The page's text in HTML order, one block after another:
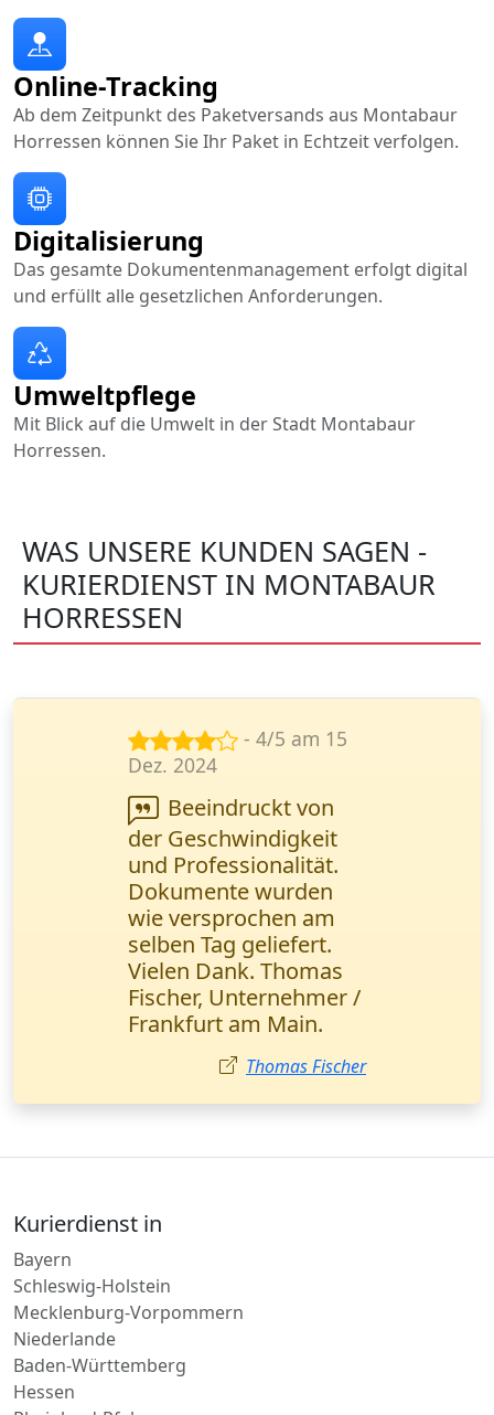
Online-Tracking
Ab dem Zeitpunkt des Paketversands aus Montabaur
Horressen können Sie Ihr Paket in Echtzeit verfolgen.
Digitalisierung
Das gesamte Dokumentenmanagement erfolgt digital
und erfüllt alle gesetzlichen Anforderungen.
Umweltpflege
Mit Blick auf die Umwelt in der Stadt Montabaur
Horressen.
WAS UNSERE KUNDEN SAGEN -
KURIERDIENST IN MONTABAUR
HORRESSEN
- 5/5 am 7
März 2025
Dokumentenlieferung
bestellt. Alles kam
pünktlich an, aber die
Kommunikation mit
der Zentrale war etwas
langsam. Insgesamt
bin ich zufrieden.
Sophie Klein
Bayern
Schleswig-Holstein
Mecklenburg-Vorpommern
Niederlande
Baden-Württemberg
Hessen
Rheinland-Pfalz